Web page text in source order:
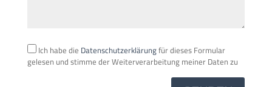
Ich habe die Datenschutzerklärungfür dieses Formular
gelesen und stimme der Weiterverarbeitung meiner Daten zu